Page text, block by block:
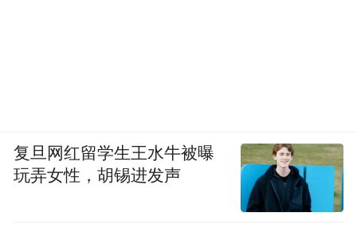
复旦网红留学生王水牛被曝
玩弄女性，胡锡进发声